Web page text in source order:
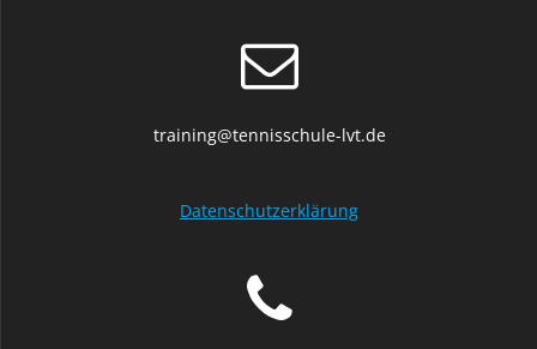
training@tennisschule-lvt.de
Datenschutzerklärung